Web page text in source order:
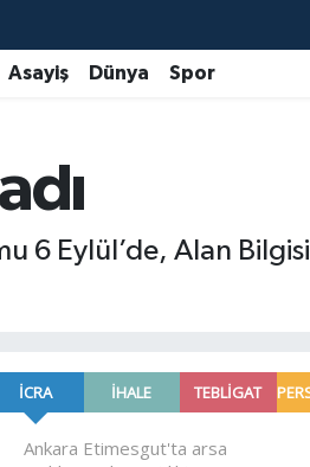
Asayiş Dünya Spor
6 Eylül’de, Alan Bilgisi